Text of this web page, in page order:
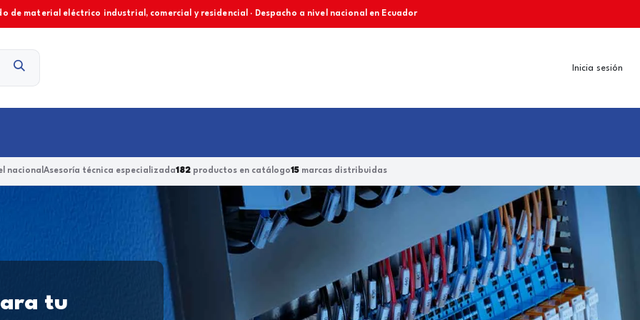
de material eléctrico industrial, comercial y residencial · Despacho a nivel nacional en Ecuador
Inicia sesión
nacional Asesoría técnica especializada182productos en catálogo15marcas distribuidas
tu